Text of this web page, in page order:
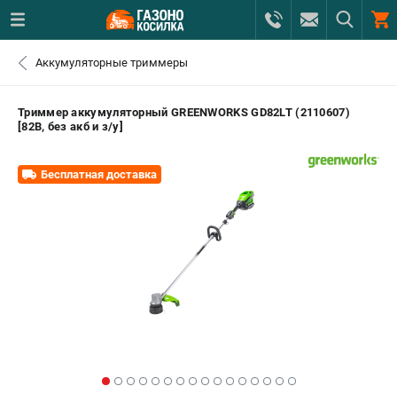
ВХОД ИЛИ РЕГИСТРАЦИЯ
- ЗАКАЗ ЗАПЧАСТЕЙ
0 ₽
Аккумуляторные триммеры
Триммер аккумуляторный GREENWORKS GD82LT (2110607)
[82В, без акб и з/у]
Бесплатная доставка